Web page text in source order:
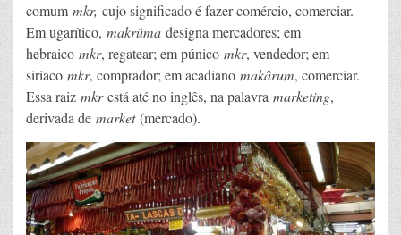
comum mkr, cujo significado é fazer comércio, comerciar.
Em ugarítico, makrûma designa mercadores; em
hebraico mkr, regatear; em púnico mkr, vendedor; em
siríaco mkr, comprador; em acadiano makârum, comerciar.
Essa raiz mkrestá até no inglês, na palavra marketing,
derivada de market(mercado).